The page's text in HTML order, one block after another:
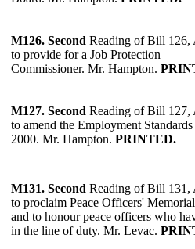
M126. Second Reading of Bill 126,
to provide for a Job Protection
Commissioner. Mr. Hampton.
M127. Second Reading of Bill 127,
to amend the Employment
2000. Mr. Hampton. PRINTED.
M131. Second Reading of Bill 131,
to proclaim Peace Officers'
and to honour peace officers who
in the line of duty. Mr. Levac.